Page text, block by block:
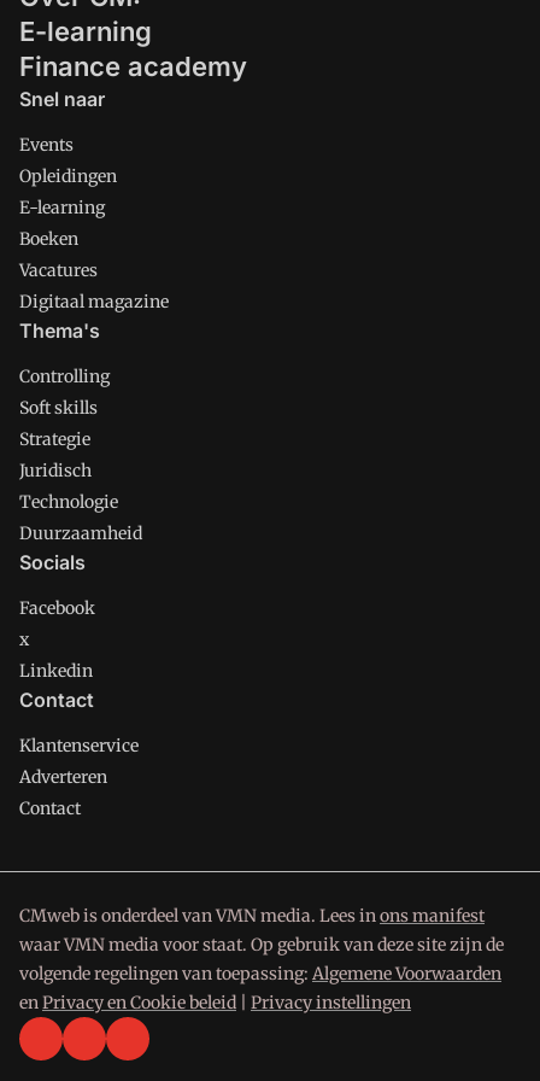
E-learning
Finance academy
Snel naar
Events
Opleidingen
E-learning
Boeken
Vacatures
Digitaal magazine
Thema's
Controlling
Soft skills
Strategie
Juridisch
Technologie
Duurzaamheid
Socials
Facebook
x
Linkedin
Contact
Klantenservice
Adverteren
Contact
CMweb is onderdeel van VMN media. Lees inons manifest
waar VMN media voor staat. Op gebruik van deze site zijn de
volgende regelingen van toepassing: Algemene Voorwaarden
enPrivacy en Cookie beleid Privacy instellingen